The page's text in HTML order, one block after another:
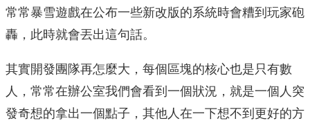
常常暴雪遊戲在公布一些新改版的系統時會糟到玩家砲
轟，此時就會丟出這句話。
其實開發團隊再怎麼大，每個區塊的核心也是只有數
人，常常在辦公室我們會看到一個狀況，就是一個人突
發奇想的拿出一個點子，其他人在一下想不到更好的方